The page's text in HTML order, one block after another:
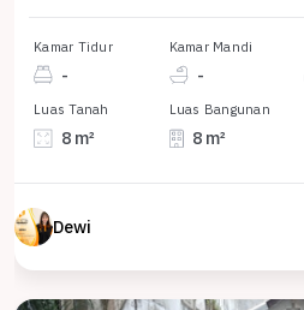
Kamar Tidur
-
Kamar Mandi
-
Luas Tanah
8 m²
Luas Bangunan
8 m²
Dewi